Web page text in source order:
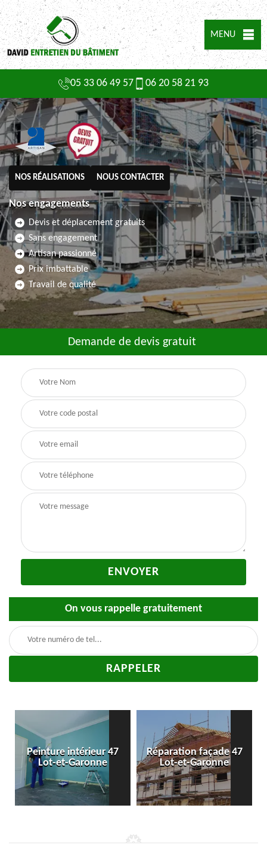
MENU
05 33 06 49 57 06 20 58 21 93
NOS RÉALISATIONS NOUS CONTACTER
Nos engagements
Devis et déplacement gratuits
Sans engagement
Artisan passionné
Prix imbattable
Travail de qualité
Demande de devis gratuit
On vous rappelle gratuitement
Peinture intérieur 47
Lot-et-Garonne
Réparation façade 47
Lot-et-Garonne